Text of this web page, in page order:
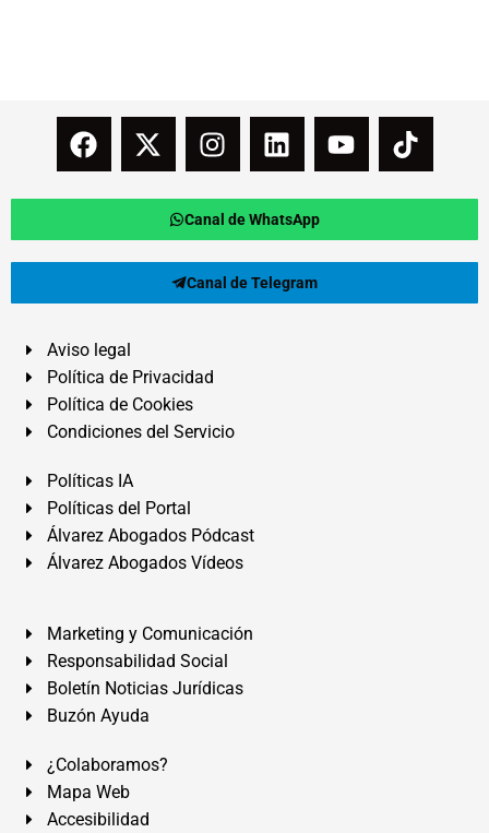
Canal de WhatsApp
Canal de Telegram
Aviso legal
Política de Privacidad
Política de Cookies
Condiciones del Servicio
Políticas IA
Políticas del Portal
Álvarez Abogados Pódcast
Álvarez Abogados Vídeos
Marketing y Comunicación
Responsabilidad Social
Boletín Noticias Jurídicas
Buzón Ayuda
¿Colaboramos?
Mapa Web
Accesibilidad